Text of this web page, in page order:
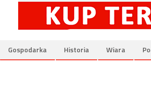
Gospodarka Historia Wiara